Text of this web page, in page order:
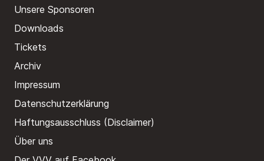
Unsere Sponsoren
Downloads
Tickets
Archiv
Impressum
Datenschutzerklärung
Haftungsausschluss (Disclaimer)
Über uns